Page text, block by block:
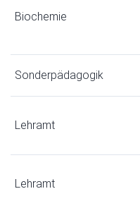
Biochemie
Sonderpädagogik
Lehramt
Lehramt